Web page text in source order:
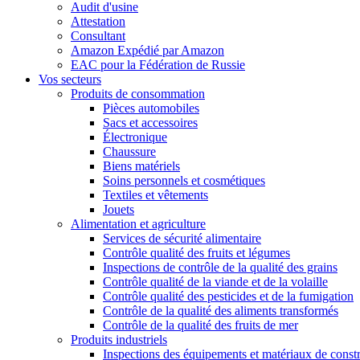
Audit d'usine
Attestation
Consultant
Amazon Expédié par Amazon
EAC pour la Fédération de Russie
Vos secteurs
Produits de consommation
Pièces automobiles
Sacs et accessoires
Électronique
Chaussure
Biens matériels
Soins personnels et cosmétiques
Textiles et vêtements
Jouets
Alimentation et agriculture
Services de sécurité alimentaire
Contrôle qualité des fruits et légumes
Inspections de contrôle de la qualité des grains
Contrôle qualité de la viande et de la volaille
Contrôle qualité des pesticides et de la fumigation
Contrôle de la qualité des aliments transformés
Contrôle de la qualité des fruits de mer
Produits industriels
Inspections des équipements et matériaux de